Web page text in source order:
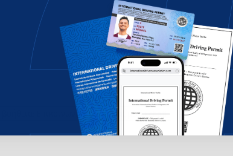
Επικοινωνήστε μαζί μας μέσω chat!